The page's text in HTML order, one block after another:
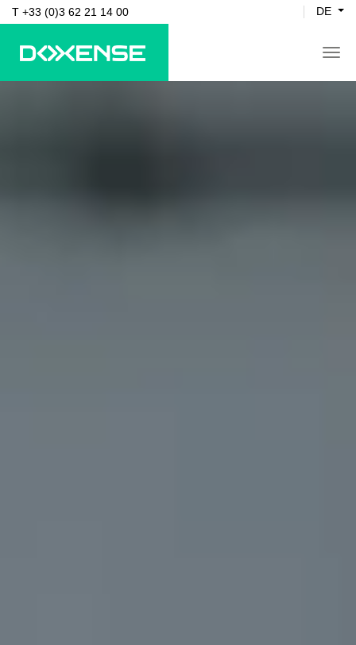
T +33 (0)3 62 21 14 00 DE